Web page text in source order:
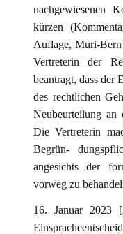
nachgewiesenen
kürzen
Auflage, Muri-
Vertreterin der
beantragt, dass der
des rechtlichen
Neubeurteilung an
Die Vertreterin
Begrün-
angesichts der
vorweg zu
16. Januar 2023